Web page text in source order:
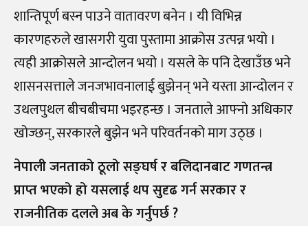
शान्तिपूर्ण बस्न पाउने वातावरण बनेन । यी विभिन्न
कारणहरुले खासगरी युवा पुस्तामा आक्रोस उत्पन्न भयो ।
त्यही आक्रोसले आन्दोलन भयो । यसले के पनि देखाउँछ भने
शासनसत्ताले जनजभावनालाई बुझेनन् भने यस्ता आन्दोलन र
उथलपुथल बीचबीचमा भइरहन्छ । जनताले आफ्नो अधिकार
खोज्छन्, सरकारले बुझेन भने परिवर्तनको माग उठ्छ ।
नेपाली जनताको ठूलो सङ्घर्ष र बलिदानबाट गणतन्त्र
प्राप्त भएको हो यसलाई थप सुदृढ गर्न सरकार र
राजनीतिक दलले अब के गर्नुपर्छ ?